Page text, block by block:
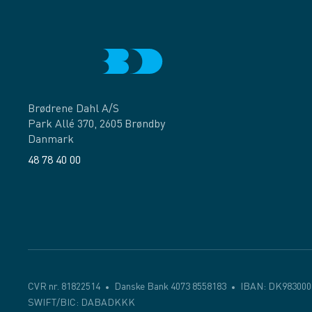
Brødrene Dahl A/S
Park Allé 370, 2605 Brøndby
Danmark
48 78 40 00
CVR nr. 81822514 Danske Bank 4073 8558183
IBAN:
SWIFT/BIC: DABADKKK